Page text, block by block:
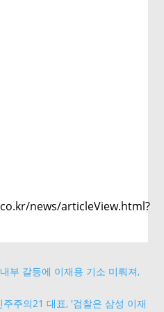
news/articleView.html?
부 갈등에 이재용 기소 미뤄져,
주의21 대표, '검찰은 삼성 이재